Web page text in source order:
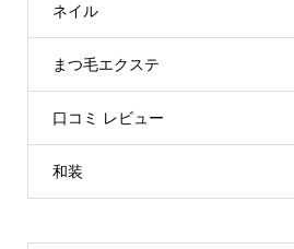
ネイル
まつ毛エクステ
口コミ レビュー
和装